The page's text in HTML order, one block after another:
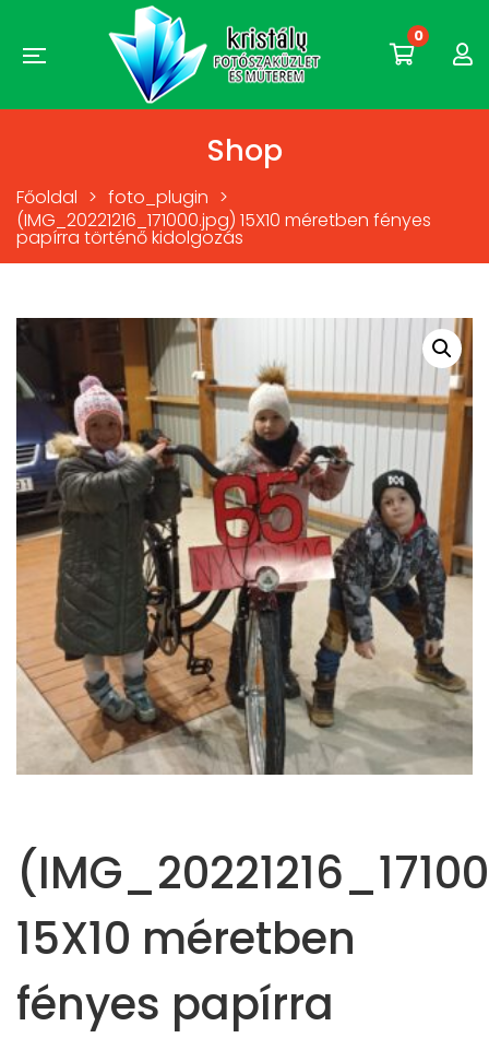
0
Shop
Főoldal > foto_plugin >
(IMG_20221216_171000.jpg) 15X10 méretben fényes
papírra történő kidolgozás
15X10 méretben
fényes papírra